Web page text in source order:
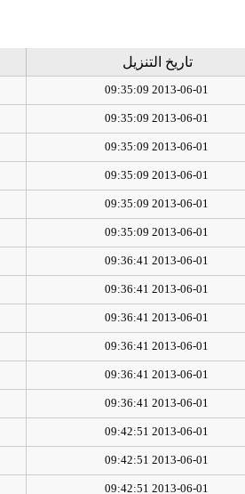
تاريخ التنزيل
2013-06-01 09:35:09
2013-06-01 09:35:09
2013-06-01 09:35:09
2013-06-01 09:35:09
2013-06-01 09:35:09
2013-06-01 09:35:09
2013-06-01 09:36:41
2013-06-01 09:36:41
2013-06-01 09:36:41
2013-06-01 09:36:41
2013-06-01 09:36:41
2013-06-01 09:36:41
2013-06-01 09:42:51
2013-06-01 09:42:51
2013-06-01 09:42:51